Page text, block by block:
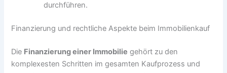
durchführen.
Finanzierung und rechtliche Aspekte beim Immobilienkauf
Die Finanzierung einer Immobilie gehört zu den
komplexesten Schritten im gesamten Kaufprozess und